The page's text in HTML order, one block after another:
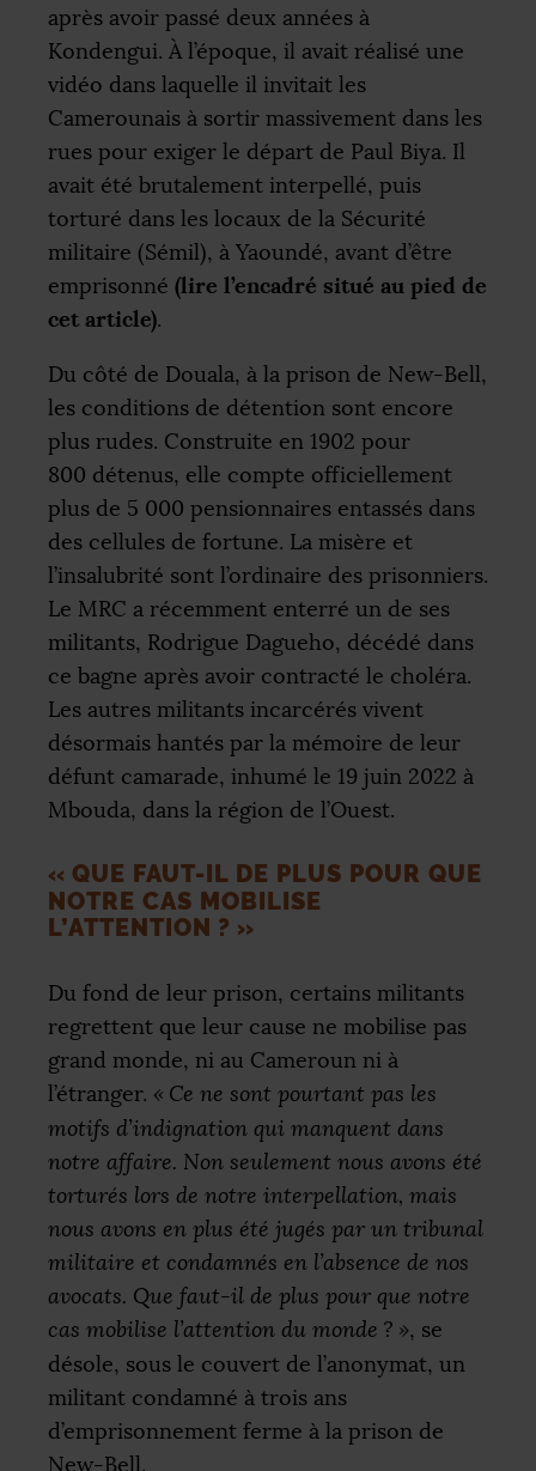
après avoir passé deux années à
Kondengui. À l’époque, il avait réalisé une
vidéo dans laquelle il invitait les
Camerounais à sortir massivement dans les
rues pour exiger le départ de Paul Biya. Il
avait été brutalement interpellé, puis
torturé dans les locaux de la Sécurité
militaire (Sémil), à Yaoundé, avant d’être
emprisonné (lire l’encadré situé au pied de
cet article).
Du côté de Douala, à la prison de New-Bell,
les conditions de détention sont encore
plus rudes. Construite en 1902 pour
800 détenus, elle compte officiellement
plus de 5 000 pensionnaires entassés dans
des cellules de fortune. La misère et
l’insalubrité sont l’ordinaire des prisonniers.
Le MRC a récemment enterré un de ses
militants, Rodrigue Dagueho, décédé dans
ce bagne après avoir contracté le choléra.
Les autres militants incarcérés vivent
désormais hantés par la mémoire de leur
défunt camarade, inhumé le 19 juin 2022 à
Mbouda, dans la région de l’Ouest.
« QUE FAUT-IL DE PLUS POUR QUE
NOTRE CAS MOBILISE
L’ATTENTION ? »
Du fond de leur prison, certains militants
regrettent que leur cause ne mobilise pas
grand monde, ni au Cameroun ni à
l’étranger. « Ce ne sont pourtant pas les
motifs d’indignation qui manquent dans
notre affaire. Non seulement nous avons été
torturés lors de notre interpellation, mais
nous avons en plus été jugés par un tribunal
militaire et condamnés en l’absence de nos
avocats. Que faut-il de plus pour que notre
cas mobilise l’attention du monde ? », se
désole, sous le couvert de l’anonymat, un
militant condamné à trois ans
d’emprisonnement ferme à la prison de
New-Bell.